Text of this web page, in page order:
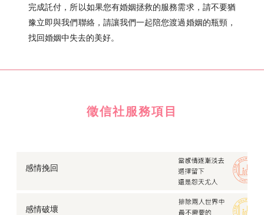
完成託付，所以如果您有婚姻拯救的服務需求，請不要猶
豫立即與我們聯絡，請讓我們一起陪您渡過婚姻的瓶頸，
找回婚姻中失去的美好。
徵信社服務項目
感情挽回
感情破壞